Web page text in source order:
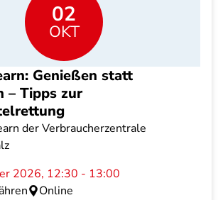
02
OKT
Genießen statt
– Tipps zur
der Verbraucherzentrale
2026, 12:30 - 13:00
Online